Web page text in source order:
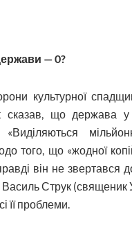
— 0?
культурної
що держава у
«Виділяються
того, що «жодної
він не звертався
Струк (священик
її проблеми.